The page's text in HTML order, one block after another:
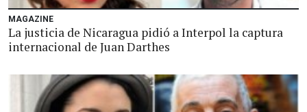
MAGAZINE
La justicia de Nicaragua pidió a Interpol la captura
internacional de Juan Darthes